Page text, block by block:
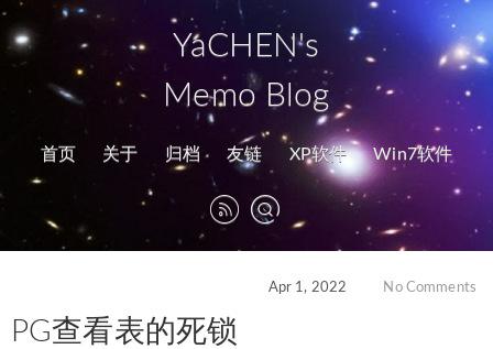
YaCHEN's
Memo Blog
首页 关于 归档 友链 XP软件 Win7软件
Apr 1, 2022 No Comments
PG查看表的死锁